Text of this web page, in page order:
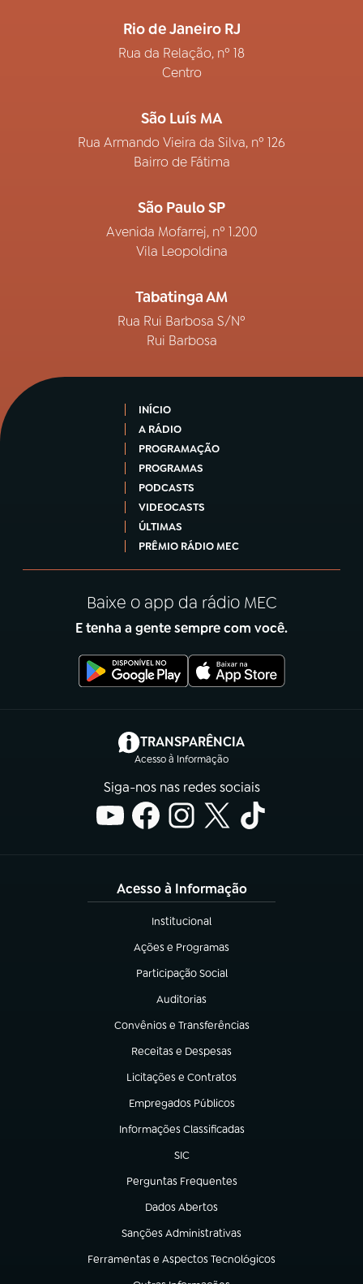
Rio de Janeiro RJ
Rua da Relação, nº 18
Centro
São Luís MA
Rua Armando Vieira da Silva, nº 126
Bairro de Fátima
São Paulo SP
Avenida Mofarrej, nº 1.200
Vila Leopoldina
Tabatinga AM
Rua Rui Barbosa S/Nº
Rui Barbosa
INÍCIO
A RÁDIO
PROGRAMAÇÃO
PROGRAMAS
PODCASTS
VIDEOCASTS
ÚLTIMAS
PRÊMIO RÁDIO MEC
Baixe o app da rádio MEC
E tenha a gente sempre com você.
TRANSPARÊNCIA
Acesso à Informação
(abre em nova aba)
Siga-nos nas redes sociais
Acesso à Informação
Institucional
(abre em nova aba)
Ações e Programas
(abre em nova aba)
Participação Social
(abre em nova aba)
Auditorias
(abre em nova aba)
Convênios e Transferências
(abre em nova aba)
Receitas e Despesas
(abre em nova aba)
Licitações e Contratos
(abre em nova aba)
Empregados Públicos
(abre em nova aba)
Informações Classificadas
(abre em nova aba)
SIC
(abre em nova aba)
Perguntas Frequentes
(abre em nova aba)
Dados Abertos
(abre em nova aba)
Sanções Administrativas
(abre em nova aba)
Ferramentas e Aspectos Tecnológicos
(abre em nova aba)